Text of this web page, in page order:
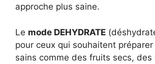
approche plus saine.
Le mode DEHYDRATE
pour ceux qui souhaitent
sains comme des fruits secs, des